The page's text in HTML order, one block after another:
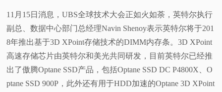
视
科
11月15日消息，UBS全球技术大会正如火如荼，英特尔执行
副总、数据中心部门总经理Navin Shenoy表示英特尔将于201
8年推出基于3D XPoint存储技术的DIMM内存条。3D XPoint
高速存储芯片由英特尔和美光共同研发，目前英特尔已经推
出了傲腾Optane SSD产品，包括Optane SSD DC P4800X、O
ptane SSD 900P，此外还有用于HDD加速的Optane 3D XPoint